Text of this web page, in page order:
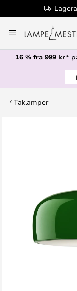
til
innhold
16 % fra 999 kr*
Taklamper